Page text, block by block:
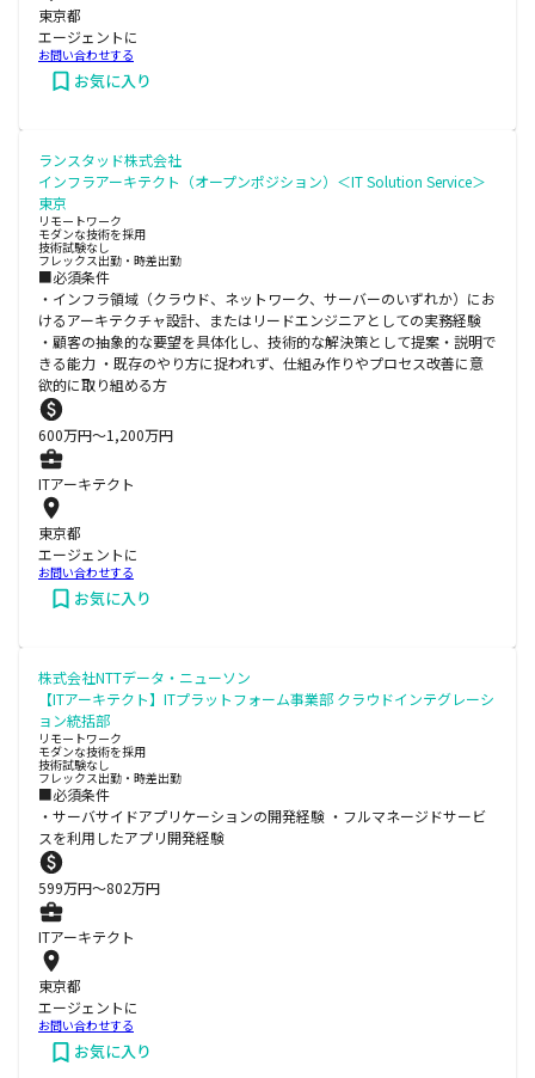
東京都
エージェントに
お問い合わせする
お気に入り
ランスタッド株式会社
インフラアーキテクト（オープンポジション）＜IT Solution Service＞
東京
リモートワーク
モダンな技術を採用
技術試験なし
フレックス出勤・時差出勤
■必須条件
・インフラ領域（クラウド、ネットワーク、サーバーのいずれか）にお
けるアーキテクチャ設計、またはリードエンジニアとしての実務経験
・顧客の抽象的な要望を具体化し、技術的な解決策として提案・説明で
きる能力 ・既存のやり方に捉われず、仕組み作りやプロセス改善に意
欲的に取り組める方
600万円〜1,200万円
ITアーキテクト
東京都
エージェントに
お問い合わせする
お気に入り
株式会社NTTデータ・ニューソン
【ITアーキテクト】ITプラットフォーム事業部 クラウドインテグレーシ
ョン統括部
リモートワーク
モダンな技術を採用
技術試験なし
フレックス出勤・時差出勤
■必須条件
・サーバサイドアプリケーションの開発経験 ・フルマネージドサービ
スを利用したアプリ開発経験
599万円〜802万円
ITアーキテクト
東京都
エージェントに
お問い合わせする
お気に入り